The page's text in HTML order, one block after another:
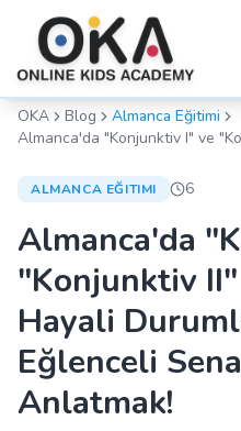
OKA Blog
Almanca Eğitimi
Almanca'da "Konjunktiv I" ve
Eğlenceli Senaryolarla Anlatmak!
ALMANCA EĞITIMI 6
Almanca'da
"Konjunktiv II"
Hayali
Eğlenceli
Anlatmak!